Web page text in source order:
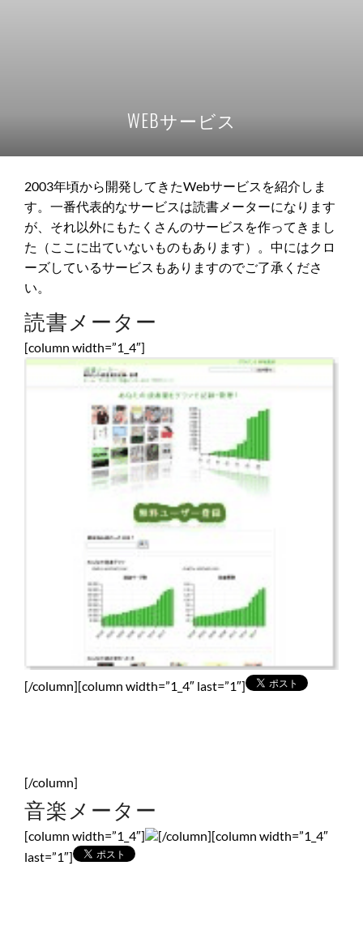
WEBサービス
2003年頃から開発してきたWebサービスを紹介しま
す。一番代表的なサービスは読書メーターになります
が、それ以外にもたくさんのサービスを作ってきまし
た（ここに出ていないものもあります）。中にはクロ
ーズしているサービスもありますのでご了承くださ
い。
読書メーター
[column width=”1_4″]
[/column][column width=”1_4″ last=”1″]
[/column]
音楽メーター
[column width=”1_4″]
[/column][column width=”1_4″
last=”1″]